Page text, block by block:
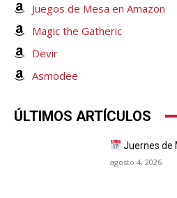
Juegos de Mesa en Amazon
Magic the Gatheric
Devir
Asmodee
ÚLTIMOS ARTÍCULOS
Juernes de
agosto 4, 2026